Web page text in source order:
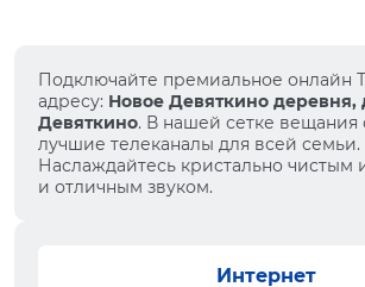
Подключайте премиальное онлайн
адресу: Новое Девяткино деревня,
Девяткино. В нашей сетке вещания
лучшие телеканалы для всей семьи.
Наслаждайтесь кристально чистым
и отличным звуком.
Интернет